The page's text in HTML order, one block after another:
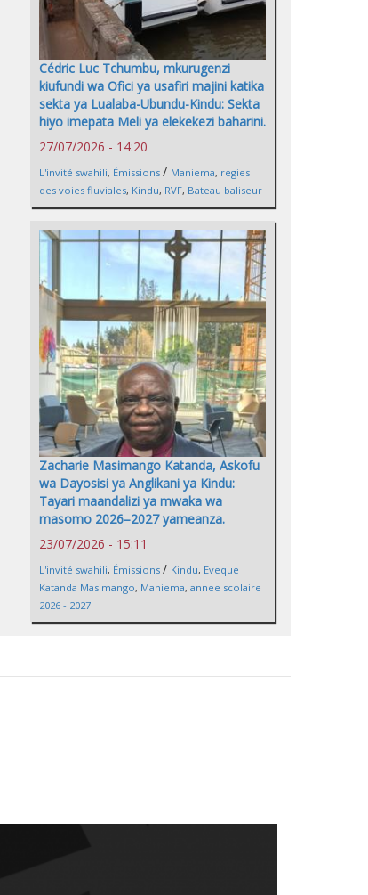
Cédric Luc Tchumbu, mkurugenzi
kiufundi wa Ofici ya usafiri majini katika
sekta ya Lualaba-Ubundu-Kindu: Sekta
hiyo imepata Meli ya elekekezi baharini.
27/07/2026 - 14:20
L'invité swahili, Émissions / Maniema, regies
des voies fluviales, Kindu, RVF, Bateau baliseur
Zacharie Masimango Katanda, Askofu
wa Dayosisi ya Anglikani ya Kindu:
Tayari maandalizi ya mwaka wa
masomo 2026–2027 yameanza.
23/07/2026 - 15:11
L'invité swahili, Émissions / Kindu, Eveque
Katanda Masimango, Maniema, annee scolaire
2026 - 2027